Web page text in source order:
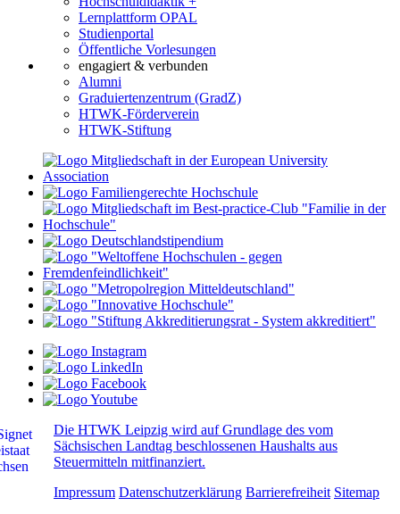
Lernplattform OPAL
Studienportal
Öffentliche Vorlesungen
engagiert & verbunden
Alumni
Graduiertenzentrum (GradZ)
HTWK-Förderverein
HTWK-Stiftung
Die HTWK Leipzig wird auf Grundlage des vom
Sächsischen Landtag beschlossenen Haushalts aus
Steuermitteln mitfinanziert.
Impressum Datenschutzerklärung Barrierefreiheit Sitemap